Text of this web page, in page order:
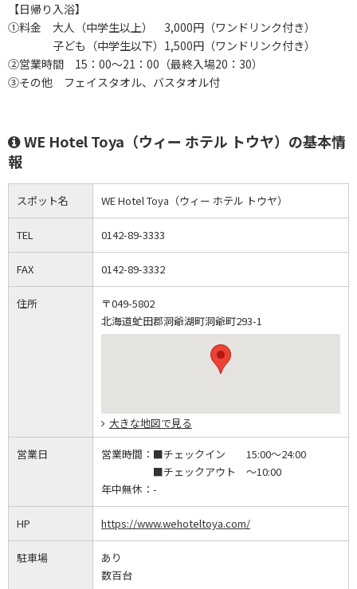
【日帰り入浴】
①料金 大人（中学生以上） 3,000円（ワンドリンク付き）
子ども（中学生以下）1,500円（ワンドリンク付き）
②営業時間 15：00～21：00（最終入場20：30）
③その他 フェイスタオル、バスタオル付
WE Hotel Toya（ウィー ホテル トウヤ）の基本情
報
スポット名 WE Hotel Toya（ウィー ホテル トウヤ）
TEL 0142-89-3333
FAX 0142-89-3332
住所
〒049-5802
北海道虻田郡洞爺湖町洞爺町293-1
大きな地図で見る
営業日 営業時間： ■チェックイン 15:00～24:00
■チェックアウト ～10:00
年中無休： -
HP https://www.wehoteltoya.com/
駐車場
あり
数百台